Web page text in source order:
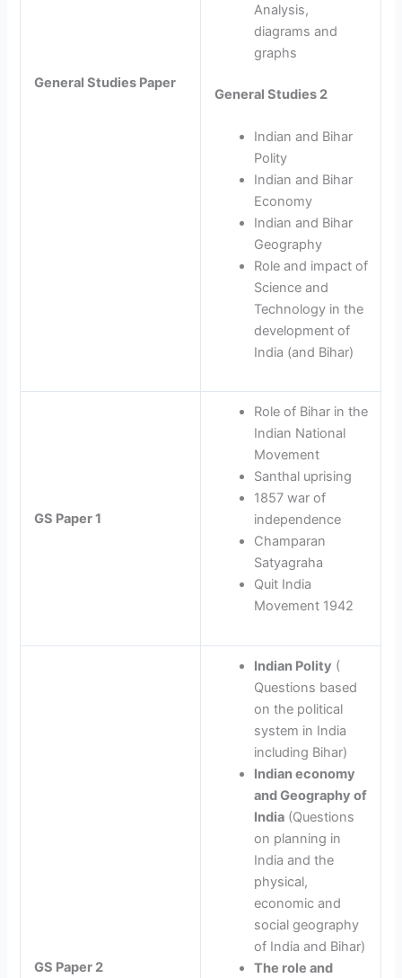
General Studies Paper
Analysis,
diagrams and
graphs
General Studies 2
Indian and Bihar
Polity
Indian and Bihar
Economy
Indian and Bihar
Geography
Role and impact of
Science and
Technology in the
development of
India (and Bihar)
GS Paper 1
Role of Bihar in the
Indian National
Movement
Santhal uprising
1857 war of
independence
Champaran
Satyagraha
Quit India
Movement 1942
GS Paper 2
Indian Polity (
Questions based
on the political
system in India
including Bihar)
Indian economy
and Geography of
India(Questions
on planning in
India and the
physical,
economic and
social geography
of India and Bihar)
The role and